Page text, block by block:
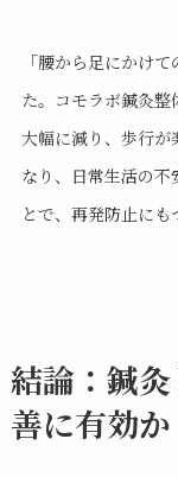
「腰から足にかけ
た。コモラボ鍼灸
大幅に減り、歩行が
なり、日常生活の
とで、再発防止にも
結論：鍼
善に有効か